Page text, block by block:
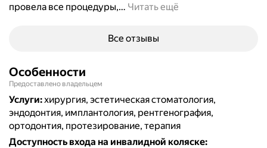
провела все процедуры,… Читать ещё
Все отзывы
Особенности
Предоставлено владельцем
Услуги: хирургия, эстетическая стоматология,
эндодонтия, имплантология, рентгенография,
ортодонтия, протезирование, терапия
Доступность входа на инвалидной коляске: